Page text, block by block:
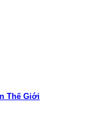
Thế Giới